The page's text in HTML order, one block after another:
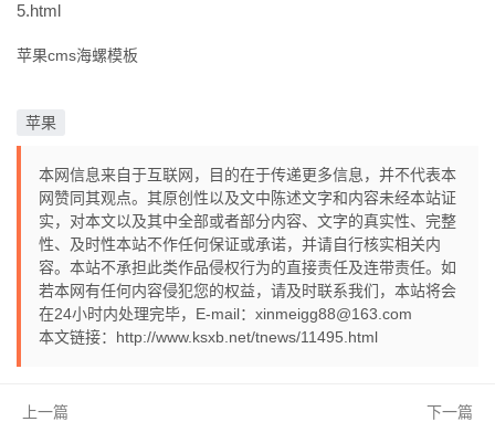
5.html
苹果cms海螺模板
苹果
本网信息来自于互联网，目的在于传递更多信息，并不代表本
网赞同其观点。其原创性以及文中陈述文字和内容未经本站证
实，对本文以及其中全部或者部分内容、文字的真实性、完整
性、及时性本站不作任何保证或承诺，并请自行核实相关内
容。本站不承担此类作品侵权行为的直接责任及连带责任。如
若本网有任何内容侵犯您的权益，请及时联系我们，本站将会
在24小时内处理完毕，E-mail：xinmeigg88@163.com
本文链接： http://www.ksxb.net/tnews/11495.html
上一篇
下一篇